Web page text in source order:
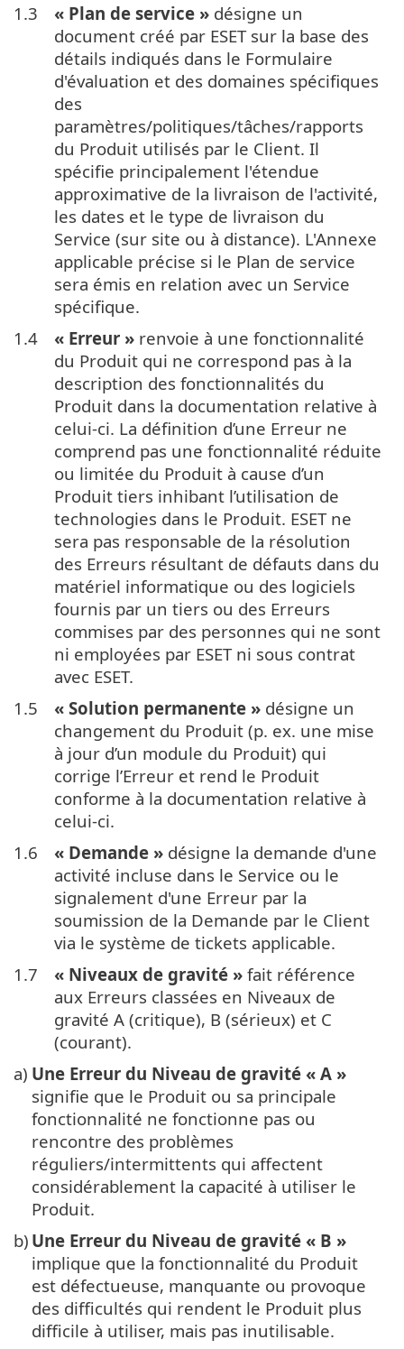
1.3
« Plan de service » désigne un
document créé par ESET sur la base des
détails indiqués dans le Formulaire
d'évaluation et des domaines spécifiques
des
paramètres/politiques/tâches/rapports
du Produit utilisés par le Client. Il
spécifie principalement l'étendue
approximative de la livraison de l'activité,
les dates et le type de livraison du
Service (sur site ou à distance). L'Annexe
applicable précise si le Plan de service
sera émis en relation avec un Service
spécifique.
1.4
« Erreur » renvoie à une fonctionnalité
du Produit qui ne correspond pas à la
description des fonctionnalités du
Produit dans la documentation relative à
celui-ci. La définition d’une Erreur ne
comprend pas une fonctionnalité réduite
ou limitée du Produit à cause d’un
Produit tiers inhibant l’utilisation de
technologies dans le Produit. ESET ne
sera pas responsable de la résolution
des Erreurs résultant de défauts dans du
matériel informatique ou des logiciels
fournis par un tiers ou des Erreurs
commises par des personnes qui ne sont
ni employées par ESET ni sous contrat
avec ESET.
1.5
« Solution permanente » désigne un
changement du Produit (p. ex. une mise
à jour d’un module du Produit) qui
corrige l’Erreur et rend le Produit
conforme à la documentation relative à
celui-ci.
1.6
« Demande » désigne la demande d'une
activité incluse dans le Service ou le
signalement d'une Erreur par la
soumission de la Demande par le Client
via le système de tickets applicable.
1.7
« Niveaux de gravité » fait référence
aux Erreurs classées en Niveaux de
gravité A (critique), B (sérieux) et C
(courant).
a) Une Erreur du Niveau de gravité « A »
signifie que le Produit ou sa principale
fonctionnalité ne fonctionne pas ou
rencontre des problèmes
réguliers/intermittents qui affectent
considérablement la capacité à utiliser le
Produit.
b) Une Erreur du Niveau de gravité « B »
implique que la fonctionnalité du Produit
est défectueuse, manquante ou provoque
des difficultés qui rendent le Produit plus
difficile à utiliser, mais pas inutilisable.